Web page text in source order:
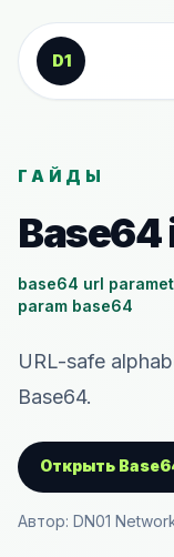
К содержанию
D1
ГАЙДЫ
Base64
base64 url
param base64
URL-safe
Base64.
Открыть
Автор: DN01